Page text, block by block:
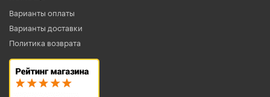
Варианты оплаты
Варианты доставки
Политика возврата